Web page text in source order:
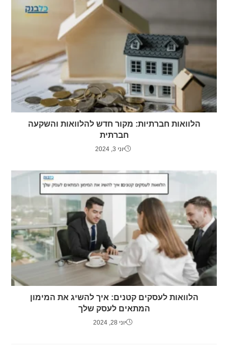
הלוואות חברתיות: מקור חדש להלוואות והשקעה
חברתית
יוני 3, 2024
הלוואות לעסקים קטנים: איך להשיג את המימון
המתאים לעסק שלך
יוני 28, 2024